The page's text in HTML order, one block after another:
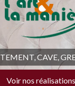
CAVE,
Voir nos réalisations